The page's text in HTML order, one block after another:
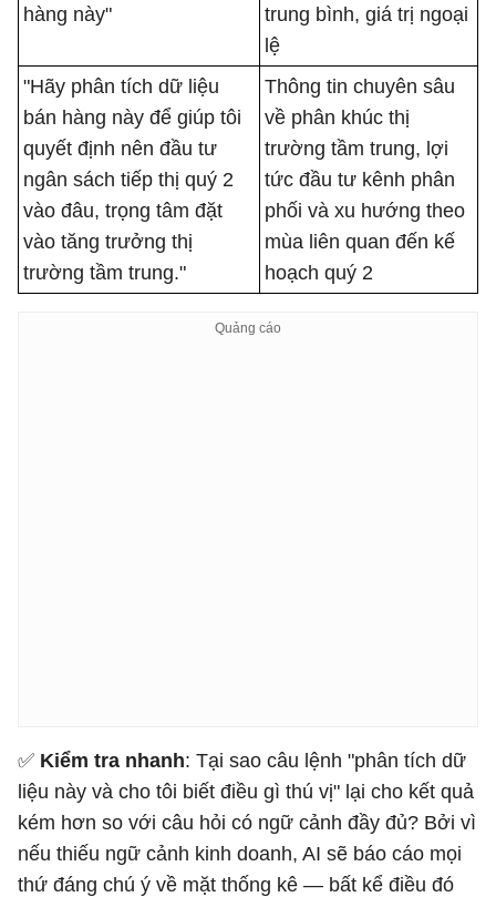
hàng này"
trung bình, giá trị ngoại
lệ
"Hãy phân tích dữ liệu
bán hàng này để giúp tôi
quyết định nên đầu tư
ngân sách tiếp thị quý 2
vào đâu, trọng tâm đặt
vào tăng trưởng thị
trường tầm trung."
Thông tin chuyên sâu
về phân khúc thị
trường tầm trung, lợi
tức đầu tư kênh phân
phối và xu hướng theo
mùa liên quan đến kế
hoạch quý 2
✅ Kiểm tra nhanh: Tại sao câu lệnh "phân tích dữ
liệu này và cho tôi biết điều gì thú vị" lại cho kết quả
kém hơn so với câu hỏi có ngữ cảnh đầy đủ? Bởi vì
nếu thiếu ngữ cảnh kinh doanh, AI sẽ báo cáo mọi
thứ đáng chú ý về mặt thống kê — bất kể điều đó